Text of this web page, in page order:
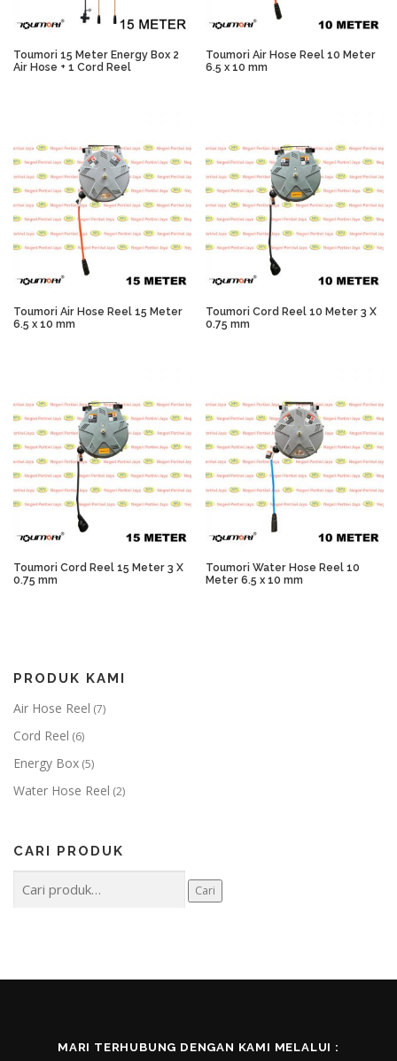
Toumori 15 Meter Energy Box 2
Air Hose + 1 Cord Reel
Toumori Air Hose Reel 10 Meter
6.5 x 10 mm
Toumori Air Hose Reel 15 Meter
6.5 x 10 mm
Toumori Cord Reel 10 Meter 3 X
0.75 mm
Toumori Cord Reel 15 Meter 3 X
0.75 mm
Toumori Water Hose Reel 10
Meter 6.5 x 10 mm
PRODUK KAMI
Air Hose Reel (7)
Cord Reel (6)
Energy Box (5)
Water Hose Reel (2)
CARI PRODUK
untuk:
Cari
MARI TERHUBUNG DENGAN KAMI MELALUI :